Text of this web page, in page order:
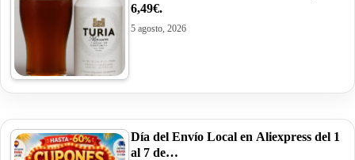
6,49€.
5 agosto, 2026
Día del Envío Local en Aliexpress del 1
al 7 de…